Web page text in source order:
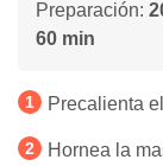
Preparación:
60 min
Precalienta
Hornea la